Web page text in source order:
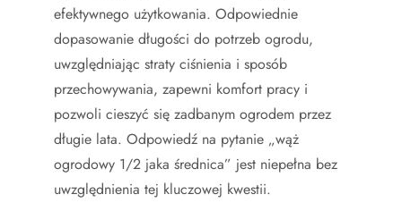
efektywnego użytkowania. Odpowiednie
dopasowanie długości do potrzeb ogrodu,
uwzględniając straty ciśnienia i sposób
przechowywania, zapewni komfort pracy i
pozwoli cieszyć się zadbanym ogrodem przez
długie lata. Odpowiedź na pytanie „wąż
ogrodowy 1/2 jaka średnica” jest niepełna bez
uwzględnienia tej kluczowej kwestii.